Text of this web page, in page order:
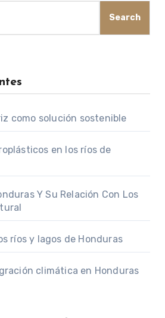
Search
como solución sostenible
en los ríos de
Y Su Relación Con Los
ríos y lagos de Honduras
climática en Honduras